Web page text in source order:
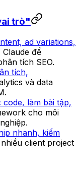
trò"
ad variations,
để
tích SEO.
tích,
và data
code, làm bài tập,
cho môi
nhanh, kiếm
client project